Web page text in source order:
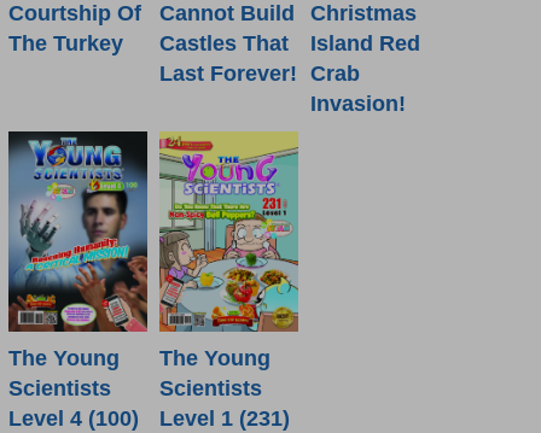
Courtship Of
The Turkey
Cannot Build
Castles That
Last Forever!
Christmas
Island Red
Crab
Invasion!
The Young
Scientists
Level 4 (100)
The Young
Scientists
Level 1 (231)